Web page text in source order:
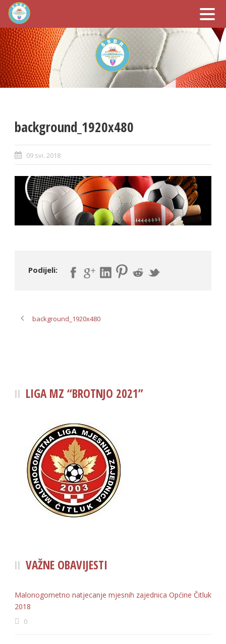
background_1920x480
09 svi. 2018
Podijeli:
background_1920x480
LIGA MZ “BROTNJO 2021”
VAŽNE OBAVIJESTI
Malonogometno natjecanje mjesnih zajednica Općine Čitluk
2018
0